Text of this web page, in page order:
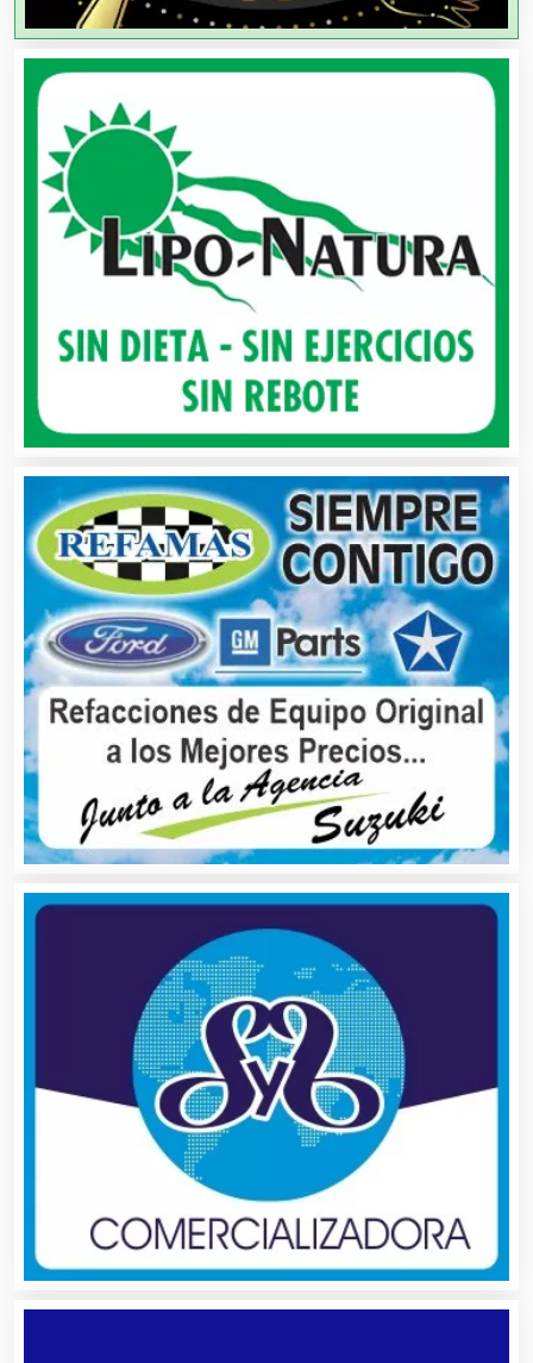
Artículos de Piel
Artículos Deportivos
Artículos Importados
Artículos para el Hogar
Artículos para Regalos
Artículos Personales
Artículos Publicitarios
Aseguradoras
Asesores Técnicos
Asesoría Fiscal
Asociaciones Civiles
Asociaciones Empresariales
Audio, Sonido e Iluminación
Audios para Eventos